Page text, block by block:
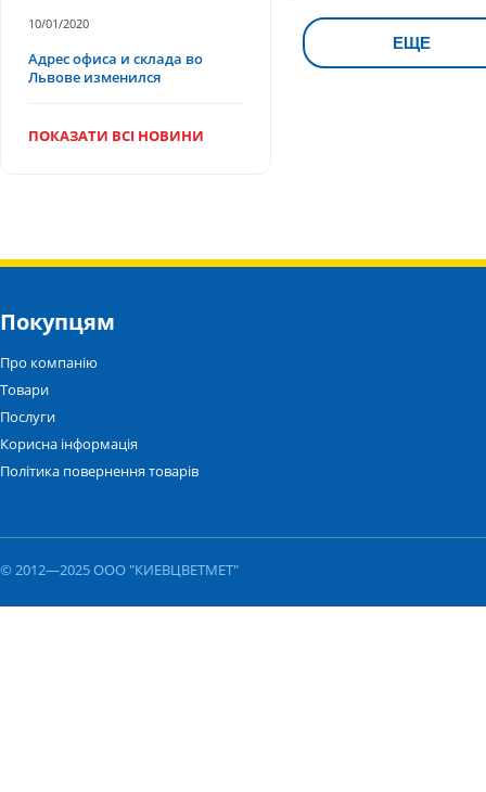
ЕЩЕ
10/01/2020
Адрес офиса и склада во
Львове изменился
ПОКАЗАТИ ВСІ НОВИНИ
Покупцям
Про компанію
Товари
Послуги
Корисна інформація
Політика повернення товарів
© 2012—2025 ООО "КИЕВЦВЕТМЕТ"